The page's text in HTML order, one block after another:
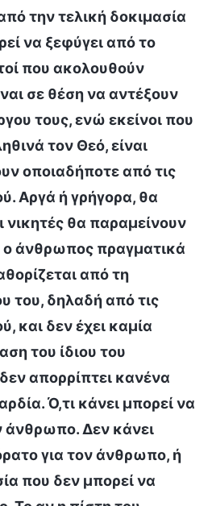
την τελική δοκιμασία
να ξεφύγει από το
που ακολουθούν
σε θέση να αντέξουν
τους, ενώ εκείνοι που
τον Θεό, είναι
οποιαδήποτε από τις
Αργά ή γρήγορα, θα
θα παραμείνουν
ο άνθρωπος πραγματικά
από τη
του, δηλαδή από τις
και δεν έχει καμία
του ίδιου του
απορρίπτει κανένα
Ό,τι κάνει μπορεί να
άνθρωπο. Δεν κάνει
για τον άνθρωπο, ή
που δεν μπορεί να